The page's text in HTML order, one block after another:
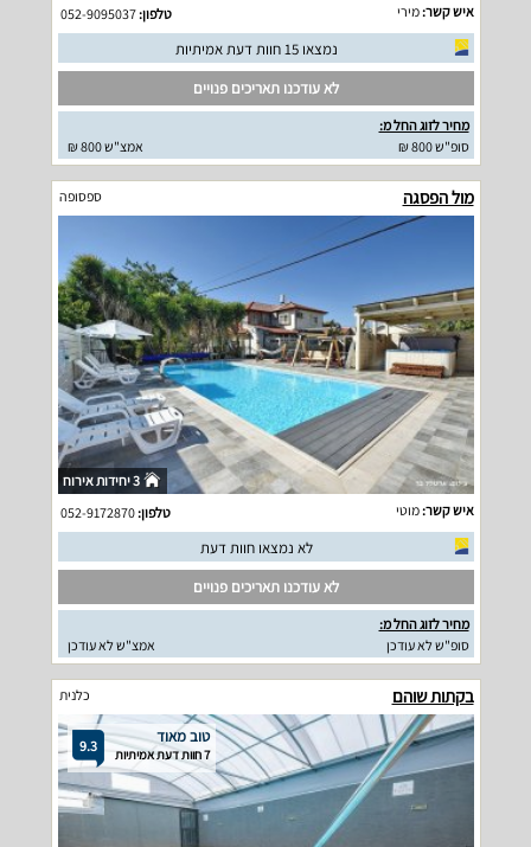
איש קשר:מירי טלפון:052-9095037
נמצאו 15 חוות דעת אמיתיות
לא עודכנו תאריכים פנויים
מחיר לזוג החל מ:
סופ"ש 800 ₪
אמצ"ש 800 ₪
מול הפסגה ספסופה
3 יחידות אירוח
איש קשר:מוטי טלפון:052-9172870
לא נמצאו חוות דעת
לא עודכנו תאריכים פנויים
מחיר לזוג החל מ:
סופ"ש לא עודכן
אמצ"ש לא עודכן
בקתות שוהם כלנית
9.3 טוב מאוד
7 חוות דעת אמיתיות